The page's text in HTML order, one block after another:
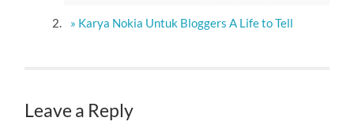
» Karya Nokia Untuk Bloggers A Life to Tell
Leave a Reply